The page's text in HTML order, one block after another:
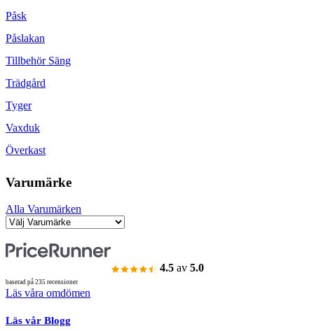
Påsk
Påslakan
Tillbehör Säng
Trädgård
Tyger
Vaxduk
Överkast
Varumärke
Alla Varumärken
4.5 av 5.0
baserad på 235 recensioner
Läs våra omdömen
Läs vår Blogg